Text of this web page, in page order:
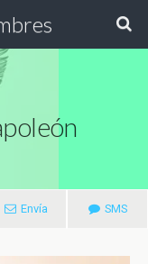
Envía SMS